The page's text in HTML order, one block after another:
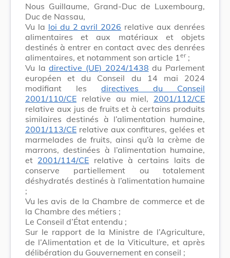
Nous Guillaume, Grand-Duc de Luxembourg,
Duc de Nassau,
Vu la loi du 2 avril 2026 relative aux denrées
alimentaires et aux matériaux et objets
destinés à entrer en contact avec des denrées
alimentaires, et notamment son article 1 er;
Vu ladirective (UE) 2024/1438 du Parlement
européen et du Conseil du 14 mai 2024
modifiant les directives du Conseil
2001/110/CE relative au miel, 2001/112/CE
relative aux jus de fruits et à certains produits
similaires destinés à l’alimentation humaine,
2001/113/CE relative aux confitures, gelées et
marmelades de fruits, ainsi qu’à la crème de
marrons, destinées à l’alimentation humaine,
et 2001/114/CE relative à certains laits de
conserve partiellement ou totalement
déshydratés destinés à l’alimentation humaine
;
Vu les avis de la Chambre de commerce et de
la Chambre des métiers ;
Le Conseil d’État entendu ;
Sur le rapport de la Ministre de l’Agriculture,
de l’Alimentation et de la Viticulture, et après
délibération du Gouvernement en conseil ;